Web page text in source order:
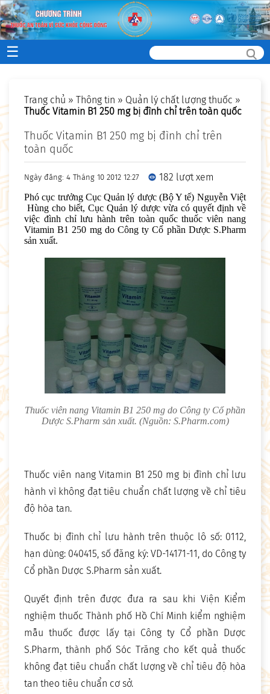
☰
Trang chủ » Thông tin » Quản lý chất lượng thuốc »
Thuốc Vitamin B1 250 mg bị đình chỉ trên toàn quốc
Thuốc Vitamin B1 250 mg bị đình chỉ trên
toàn quốc
Ngày đăng: 4 Tháng 10 2012 12:27 182 lượt xem
Phó cục trưởng Cục Quản lý dược (Bộ Y tế) Nguyễn Việt
Hùng cho biết, Cục Quản lý dược vừa có quyết định về
việc đình chỉ lưu hành trên toàn quốc thuốc viên nang
Vitamin B1 250 mg do Công ty Cổ phần Dược S.Pharm
sản xuất.
Thuốc viên nang Vitamin B1 250 mg do Công ty Cổ phần
Dược S.Pharm sản xuất. (Nguồn: S.Pharm.com)
Thuốc viên nang Vitamin B1 250 mg bị đình chỉ lưu
hành vì không đạt tiêu chuẩn chất lượng về chỉ tiêu
độ hòa tan.
Thuốc bị đình chỉ lưu hành trên thuộc lô số: 0112,
hạn dùng: 040415, số đăng ký: VD-14171-11, do Công ty
Cổ phần Dược S.Pharm sản xuất.
Quyết định trên được đưa ra sau khi Viện Kiểm
nghiệm thuốc Thành phố Hồ Chí Minh kiểm nghiệm
mẫu thuốc được lấy tại Công ty Cổ phần Dược
S.Pharm, thành phố Sóc Trăng cho kết quả thuốc
không đạt tiêu chuẩn chất lượng về chỉ tiêu độ hòa
tan theo tiêu chuẩn cơ sở.